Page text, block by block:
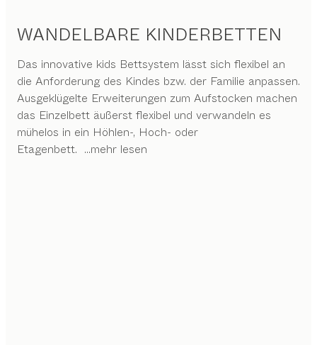
WANDELBARE KINDERBETTEN
Das innovative kids Bettsystem lässt sich flexibel an
die Anforderung des Kindes bzw. der Familie anpassen.
Ausgeklügelte Erweiterungen zum Aufstocken machen
das Einzelbett äußerst flexibel und verwandeln es
mühelos in ein Höhlen-, Hoch- oder
Etagenbett. ...mehr lesen